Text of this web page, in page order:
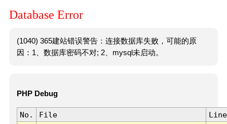
Database Error
(1040) 365建站错误警告：连接数据库失败，可能的原
因：1、数据库密码不对; 2、mysql未启动。
PHP Debug
No. File
Line